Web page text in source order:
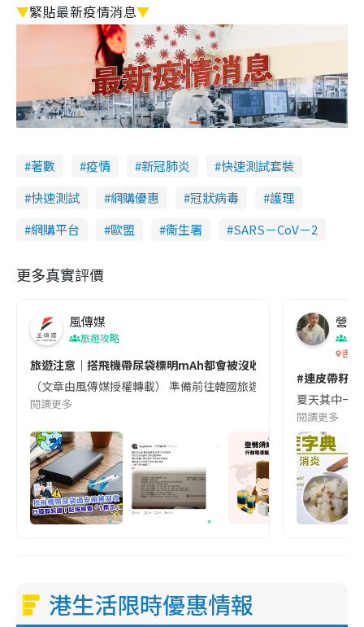
▼緊貼最新疫情消息▼
著數 疫情 新冠肺炎
快速測試套裝
快速測試
網購優惠 冠狀病毒
護理
網購平台
歐盟 衞生署 SARS－CoV－2
更多真實評價
風傳媒
旅遊攻略
旅遊注意｜搭飛機帶尿袋標明mAh都會被沒收😱出發前切記檢查
（文章由風傳媒授權轉載） 準備前往韓國旅遊的民眾，近期要
閱讀更多
營養
香港
#連皮帶籽
夏天其中一
閱讀更多
港生活限時優惠情報